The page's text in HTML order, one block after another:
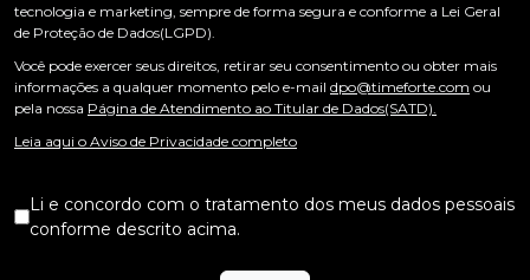
tecnologia e marketing, sempre de forma segura e conforme a Lei Geral
de Proteção de Dados(LGPD).
Você pode exercer seus direitos, retirar seu consentimento ou obter mais
informações a qualquer momento pelo e-mail dpo@timeforte.com ou
pela nossa Página de Atendimento ao Titular de Dados(SATD).
Leia aqui o Aviso de Privacidade completo
Li e concordo com o tratamento dos meus dados pessoais
conforme descrito acima.